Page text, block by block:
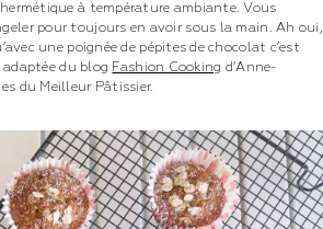
à température ambiante. Vous
pour toujours en avoir sous la main. Ah oui,
une poignée de pépites de chocolat c’est
du blog Fashion Cooking d’Anne-
du Meilleur Pâtissier.